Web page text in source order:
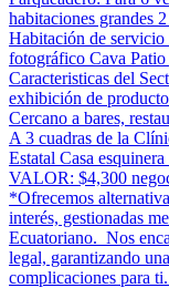
habitaciones grandes
Habitación de
fotográfico Cava
Caracteristicas del
exhibición de
Cercano a bares,
A 3 cuadras de la
Estatal Casa
VALOR: $4,300
*Ofrecemos
interés, gestionadas
Ecuatoriano. Nos
legal, garantizando
complicaciones para